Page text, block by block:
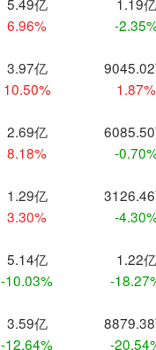
6.96%
-
3.97亿
10.50%
1.87%
2.69亿
8.18%
-
1.29亿
3.30%
-
5.14亿
-10.03%
1.22亿
-
3.59亿
-12.64%
-